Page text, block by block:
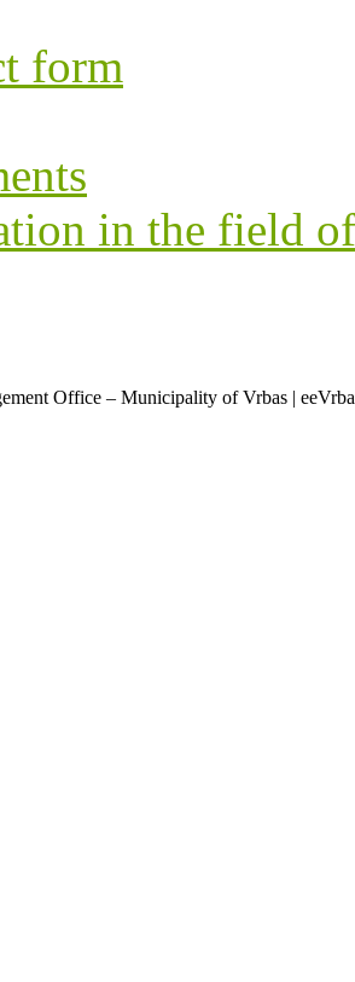
form
in the field
Office – Municipality of Vrbas |